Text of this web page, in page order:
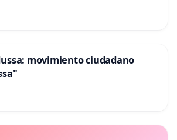
movimiento ciudadano